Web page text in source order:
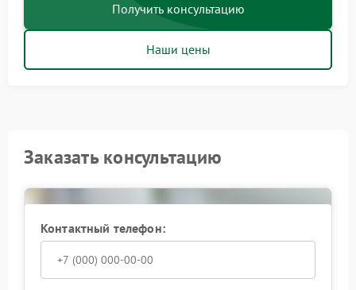
Получить консультацию
Наши цены
Заказать консультацию
Контактный телефон: